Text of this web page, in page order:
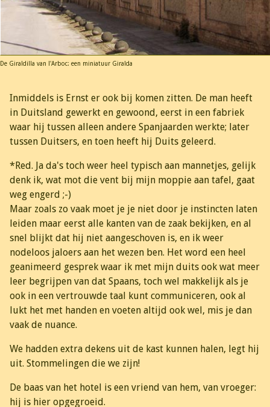
De Giraldilla van l'Arboc: een miniatuur Giralda
Inmiddels is Ernst er ook bij komen zitten. De man heeft
in Duitsland gewerkt en gewoond, eerst in een fabriek
waar hij tussen alleen andere Spanjaarden werkte; later
tussen Duitsers, en toen heeft hij Duits geleerd.
*Red. Ja da's toch weer heel typisch aan mannetjes, gelijk
denk ik, wat mot die vent bij mijn moppie aan tafel, gaat
weg engerd ;-)
Maar zoals zo vaak moet je je niet door je instincten laten
leiden maar eerst alle kanten van de zaak bekijken, en al
snel blijkt dat hij niet aangeschoven is, en ik weer
nodeloos jaloers aan het wezen ben. Het word een heel
geanimeerd gesprek waar ik met mijn duits ook wat meer
leer begrijpen van dat Spaans, toch wel makkelijk als je
ook in een vertrouwde taal kunt communiceren, ook al
lukt het met handen en voeten altijd ook wel, mis je dan
vaak de nuance.
We hadden extra dekens uit de kast kunnen halen, legt hij
uit. Stommelingen die we zijn!
De baas van het hotel is een vriend van hem, van vroeger:
hij is hier opgegroeid.